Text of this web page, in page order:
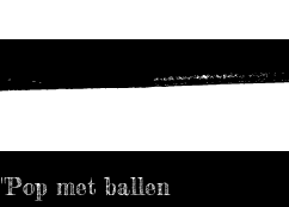
"Pop met ballen